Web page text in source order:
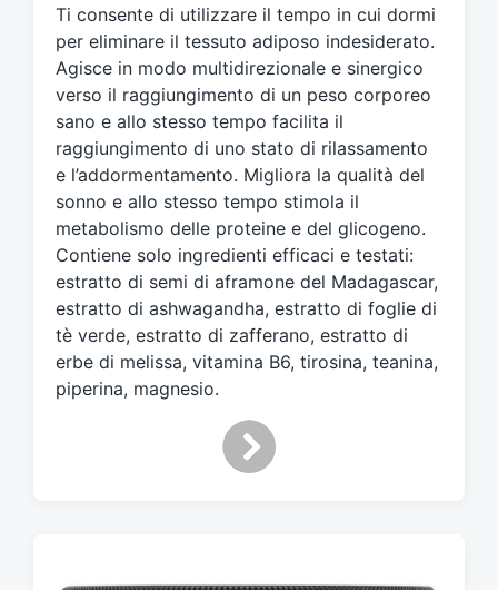
t
o
c
o
n
Ti consente di utilizzare il tempo in cui dormi
per eliminare il tessuto adiposo indesiderato.
Agisce in modo multidirezionale e sinergico
verso il raggiungimento di un peso corporeo
sano e allo stesso tempo facilita il
raggiungimento di uno stato di rilassamento
e l’addormentamento. Migliora la qualità del
sonno e allo stesso tempo stimola il
metabolismo delle proteine e del glicogeno.
Contiene solo ingredienti efficaci e testati:
estratto di semi di aframone del Madagascar,
estratto di ashwagandha, estratto di foglie di
tè verde, estratto di zafferano, estratto di
erbe di melissa, vitamina B6, tirosina, teanina,
piperina, magnesio.